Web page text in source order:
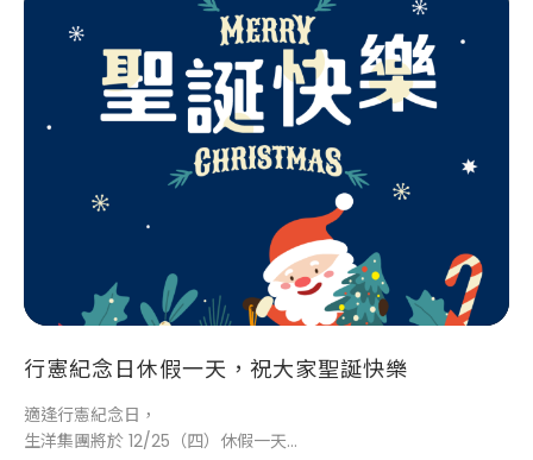
行憲紀念日休假一天，祝大家聖誕快樂
適逢行憲紀念日，
生洋集團將於 12/25（四）休假一天，